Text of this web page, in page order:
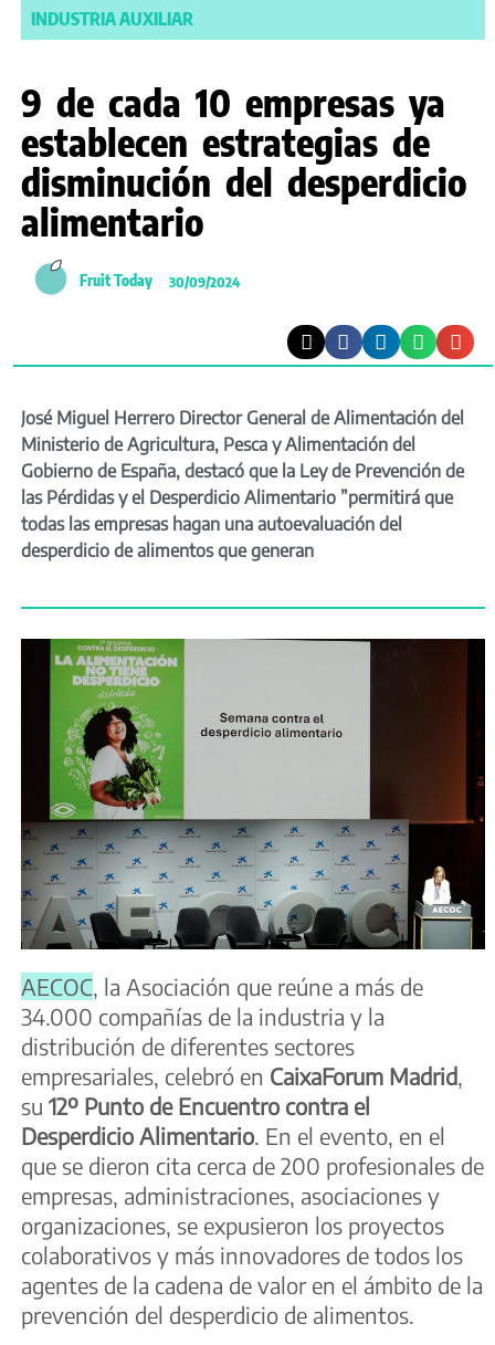
INDUSTRIA AUXILIAR
9 de cada 10 empresas ya
establecen estrategias de
disminución del desperdicio
alimentario
Fruit Today 30/09/2024
José Miguel Herrero Director General de Alimentación del
Ministerio de Agricultura, Pesca y Alimentación del
Gobierno de España, destacó que la Ley de Prevención de
las Pérdidas y el Desperdicio Alimentario ”permitirá que
todas las empresas hagan una autoevaluación del
desperdicio de alimentos que generan
AECOC, la Asociación que reúne a más de
34.000 compañías de la industria y la
distribución de diferentes sectores
empresariales, celebró en CaixaForum Madrid,
su 12º Punto de Encuentro contra el
Desperdicio Alimentario. En el evento, en el
que se dieron cita cerca de 200 profesionales de
empresas, administraciones, asociaciones y
organizaciones, se expusieron los proyectos
colaborativos y más innovadores de todos los
agentes de la cadena de valor en el ámbito de la
prevención del desperdicio de alimentos.